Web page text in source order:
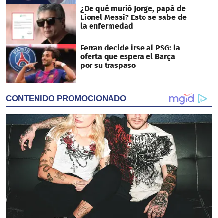
¿De qué murió Jorge, papá de
Lionel Messi? Esto se sabe de
la enfermedad
Ferran decide irse al PSG: la
oferta que espera el Barça
por su traspaso